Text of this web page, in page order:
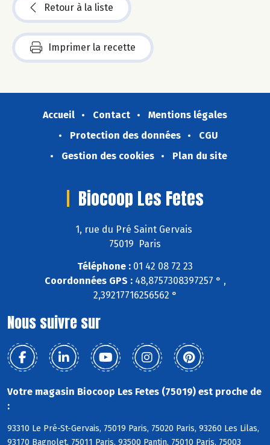
Retour à la liste
Imprimer la recette
Accueil Contact
Mentions légales
Protection des données
CGU
Gestion des cookies
Plan du site
Biocoop Les Fetes
1, rue du Pré Saint Gervais
75019 Paris
Téléphone : 01 42 08 72 23
Coordonnées GPS :48,8757308397257 ° ,
2,39217716256562 °
Nous suivre sur
Votre magasin Biocoop Les Fetes (75019) est proche de
:
93310 Le Pré-St-Gervais, 75019 Paris, 75020 Paris, 93260 Les Lilas,
93170 Bagnolet, 75011 Paris, 93500 Pantin, 75010 Paris, 75003